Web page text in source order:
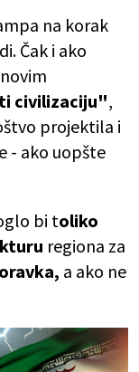
na korak
Čak i ako
civilizaciju",
projektila i
- ako uopšte
bi toliko
regiona za
a ako ne